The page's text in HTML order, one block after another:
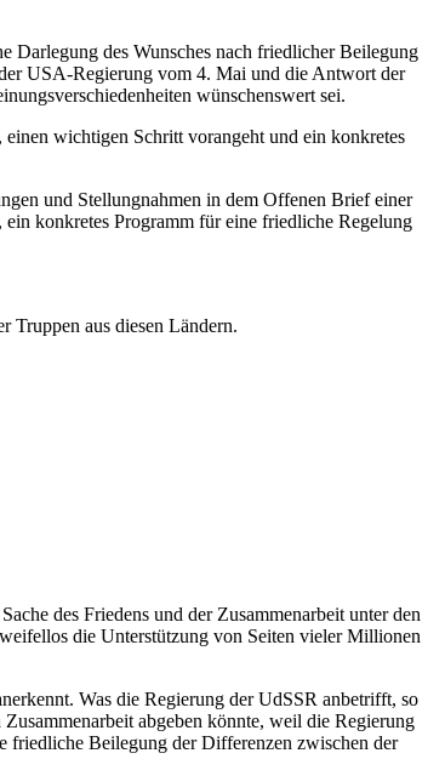
Darlegung des Wunsches nach friedlicher Beilegung
USA-Regierung vom 4. Mai und die Antwort der
wünschenswert sei.
wichtigen Schritt vorangeht und ein konkretes
und Stellungnahmen in dem Offenen Brief einer
konkretes Programm für eine friedliche Regelung
Truppen aus diesen Ländern.
des Friedens und der Zusammenarbeit unter den
die Unterstützung von Seiten vieler Millionen
Was die Regierung der UdSSR anbetrifft, so
abgeben könnte, weil die Regierung
friedliche Beilegung der Differenzen zwischen der